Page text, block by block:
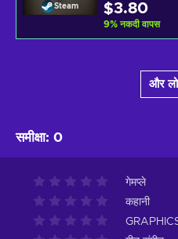
Steam $3.80
9% नकदी वापस
और
समीक्षा: 0
गेमप्ले
कहानी